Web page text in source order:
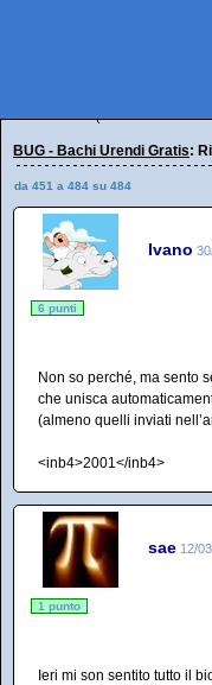
BUG - Bachi Urendi Gratis:
da 451 a 484 su 484
Ivano
6 punti
Non so perché, ma sento
che unisca
(almeno quelli inviati
<inb4>2001</inb4>
sae 12/
1 punto
Ieri mi son sentito tutto il